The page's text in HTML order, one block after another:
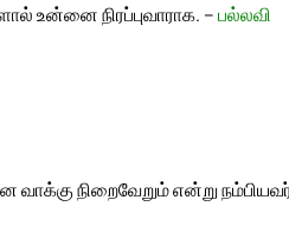
உன்னை நிரப்புவாராக. –பல்லவி
நிறைவேறும் என்று நம்பியவர்